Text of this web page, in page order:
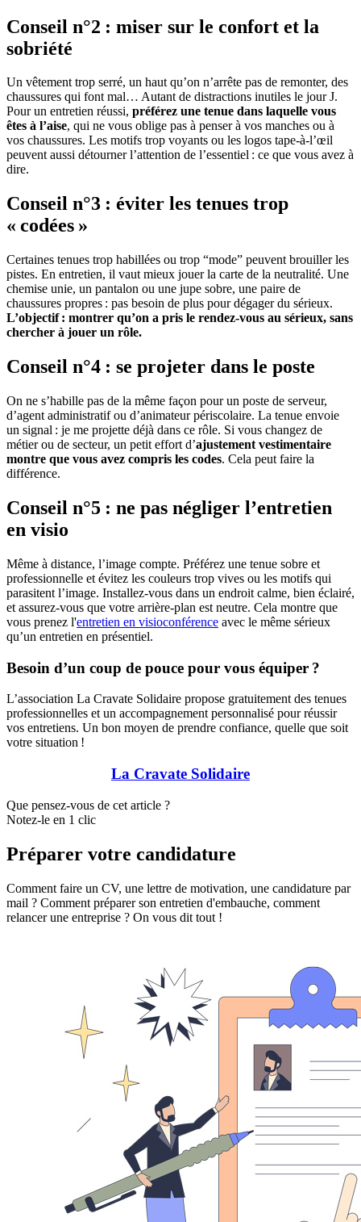
Conseil n°2 : miser sur le confort et la
sobriété
Un vêtement trop serré, un haut qu’on n’arrête pas de remonter, des
chaussures qui font mal… Autant de distractions inutiles le jour J.
Pour un entretien réussi, préférez une tenue dans laquelle vous
êtes à l’aise, qui ne vous oblige pas à penser à vos manches ou à
vos chaussures. Les motifs trop voyants ou les logos tape-à-l’œil
peuvent aussi détourner l’attention de l’essentiel : ce que vous avez à
dire.
Conseil n°3 : éviter les tenues trop
« codées »
Certaines tenues trop habillées ou trop “mode” peuvent brouiller les
pistes. En entretien, il vaut mieux jouer la carte de la neutralité. Une
chemise unie, un pantalon ou une jupe sobre, une paire de
chaussures propres : pas besoin de plus pour dégager du sérieux.
L’objectif : montrer qu’on a pris le rendez-vous au sérieux, sans
chercher à jouer un rôle.
Conseil n°4 : se projeter dans le poste
On ne s’habille pas de la même façon pour un poste de serveur,
d’agent administratif ou d’animateur périscolaire. La tenue envoie
un signal : je me projette déjà dans ce rôle. Si vous changez de
métier ou de secteur, un petit effort d’ajustement vestimentaire
montre que vous avez compris les codes. Cela peut faire la
différence.
Conseil n°5 : ne pas négliger l’entretien
en visio
Même à distance, l’image compte. Préférez une tenue sobre et
professionnelle et évitez les couleurs trop vives ou les motifs qui
parasitent l’image. Installez-vous dans un endroit calme, bien éclairé,
et assurez-vous que votre arrière-plan est neutre. Cela montre que
vous prenez l'entretien en visioconférence avec le même sérieux
qu’un entretien en présentiel.
Besoin d’un coup de pouce pour vous équiper ?
L’association La Cravate Solidaire propose gratuitement des tenues
professionnelles et un accompagnement personnalisé pour réussir
vos entretiens. Un bon moyen de prendre confiance, quelle que soit
votre situation !
La Cravate Solidaire
Que pensez-vous de cet article ?
Notez-le en 1 clic
Préparer votre candidature
Comment faire un CV, une lettre de motivation, une candidature par
mail ? Comment préparer son entretien d'embauche, comment
relancer une entreprise ? On vous dit tout !